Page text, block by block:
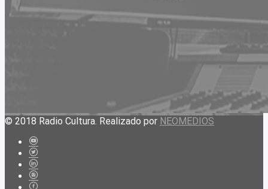
© 2018 Radio Cultura. Realizado por NEOMEDIOS